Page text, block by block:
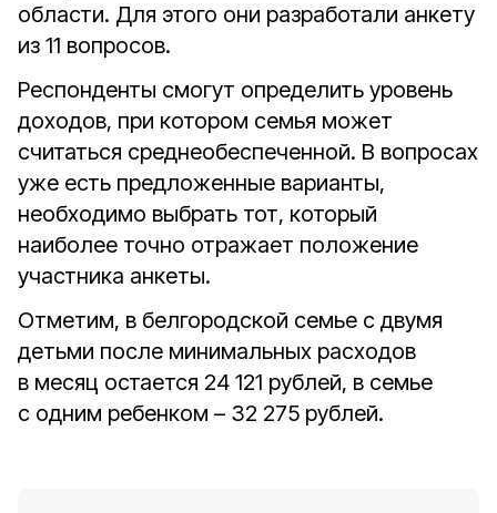
области. Для этого они разработали анкету
из 11 вопросов.
Респонденты смогут определить уровень
доходов, при котором семья может
считаться среднеобеспеченной. В вопросах
уже есть предложенные варианты,
необходимо выбрать тот, который
наиболее точно отражает положение
участника анкеты.
Отметим, в белгородской семье с двумя
детьми после минимальных расходов
в месяц остается 24 121 рублей, в семье
с одним ребенком – 32 275 рублей.